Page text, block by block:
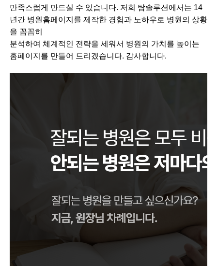
만족스럽게 만드실 수 있습니다. 저희 탐솔루션에서는 14
년간 병원홈페이지를 제작한 경험과 노하우로 병원의 상황
을 꼼꼼히
분석하여 체계적인 전략을 세워서 병원의 가치를 높이는
홈페이지를 만들어 드리겠습니다. 감사합니다.